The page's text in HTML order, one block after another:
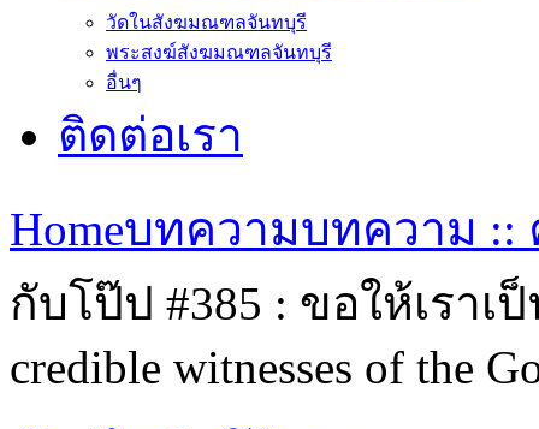
วัดในสังฆมณฑลจันทบุรี
พระสงฆ์สังฆมณฑลจันทบุรี
อื่นๆ
ติดต่อเรา
Homeบทความบทความ
กับโป๊ป #385 : ขอให้เราเ
credible witnesses of the